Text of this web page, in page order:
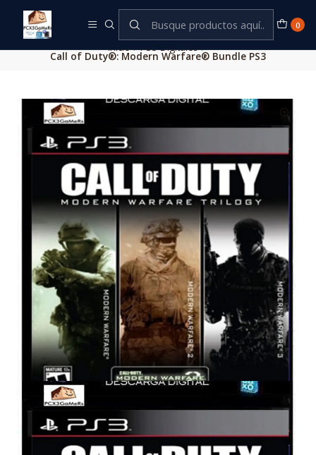
0
Inicio PS3 Digitales
Call of Duty®: Modern Warfare® Bundle PS3